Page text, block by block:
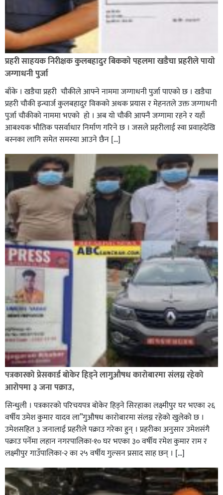
रौतहटमा १२ हजार लिटर पेट्रोल बोकेको ट्यांकर दुर्घटनापछि
आगलागी सडक अबरुद्ध,
घोराहीको समृद्धिका लागि वडा–वडामा विशेष अभियान सञ्चालन
हुने,
प्रहरी साहयक निरीक्षक कुलबहादुर बिककाे पहलमा खडैचा प्रहरीले पायाे
जग्गाधनी पुर्जा
बाँके । खडैचा प्रहरी चाैकीले आफ्ने नाममा जग्गाधनी पुर्जा पाएकाे छ । खडैचा
प्रहरी चाैकी इन्चार्ज कुलबहादुर विककाे अथक प्रयास र मेहनतले उक्त जग्गाधनी
पुर्जा चाैकीकाे नाममा भएको हाे । अब याे चाैकी आफ्नै जग्गामा रहने र यहाँ
आबश्यक भाैतिक पसर्वाधार निर्माण गरिने छ । जसले प्रहरीलाई स्वा प्रवाहदेखि
बस्नका लागि समेत समस्या आउने छैन […]
पत्रकारको प्रेसकार्ड बोकेर हिड्ने लागुऔषध कारोबारमा संलग्न रहेको
आरोपमा ३ जना पक्राउ,
सिन्धुली । पत्रकारको परिचयपत्र बोकेर हिड्ने सिरहाका लक्ष्मीपुर घर भएका २६
वर्षीय उमेश कुमार यादव ला”गुऔषध कारोबारमा संलग्न रहेको खुलेको छ ।
उमेशसहित ३ जनालाई प्रहरीले पक्राउ गरेका हुन् । प्रहरीका अनुसार उमेशसंगै
पक्राउ पर्नेमा लहान नगरपालिका-१० घर भएका ३० वर्षीय रमेश कुमार राम र
लक्ष्मीपुर गाउँपालिका-२ का २५ वर्षीय गुल्सन प्रसाद साह छन् । […]